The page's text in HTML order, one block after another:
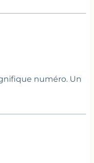
numéro. Un